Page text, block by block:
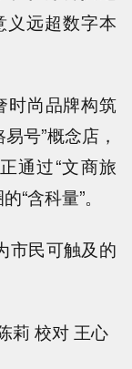
义远超数字本
时尚品牌构筑
号”概念店，
通过“文商旅
“含科量”。
市民可触及的
莉 校对 王心